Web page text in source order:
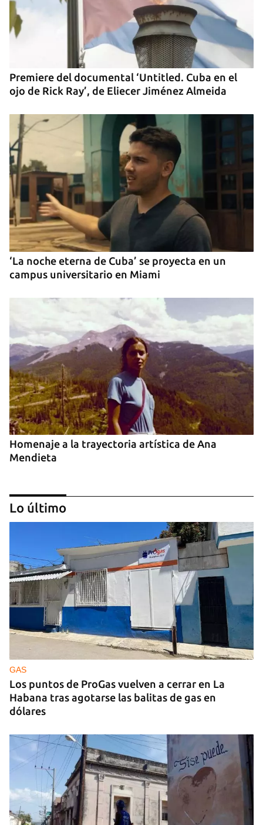
INICIAR SESIÓN CANCELAR
Premiere del documental ‘Untitled. Cuba en el
ojo de Rick Ray’, de Eliecer Jiménez Almeida
‘La noche eterna de Cuba’ se proyecta en un
campus universitario en Miami
Homenaje a la trayectoria artística de Ana
Mendieta
Estreno del documental ‘Chirino’, del cineasta
cubano Jorge Soliño
Lo último
GAS
Los puntos de ProGas vuelven a cerrar en La
Habana tras agotarse las balitas de gas en
dólares